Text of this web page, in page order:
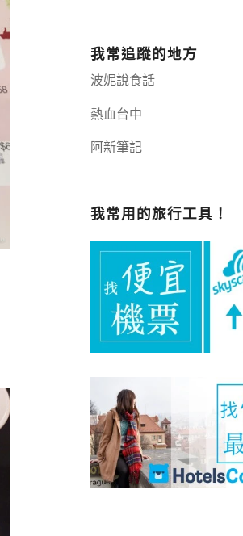
我常追蹤的地方
波妮說食話
熱血台中
阿新筆記嘉義+1 | 嘉義加一
我常用的旅行工具！